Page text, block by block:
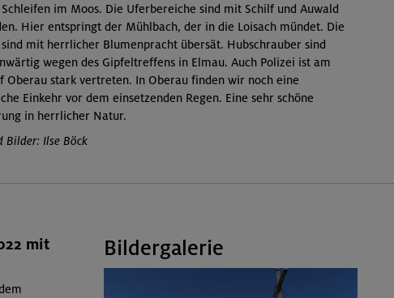
im Moos. Die Uferbereiche sind mit Schilf und Auwald
Hier entspringt der Mühlbach, der in die Loisach mündet. Die
sind mit herrlicher Blumenpracht übersät. Hubschrauber sind
wegen des Gipfeltreffens in Elmau. Auch Polizei ist am
Oberau stark vertreten. In Oberau finden wir noch eine
Einkehr vor dem einsetzenden Regen. Eine sehr schöne
in herrlicher Natur.
Bilder: Ilse Böck
mit
Bildergalerie